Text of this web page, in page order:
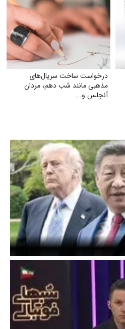
درخواست ساخت سریال‌های
مذهبی مانند شب دهم، مردان
آنجلس و...